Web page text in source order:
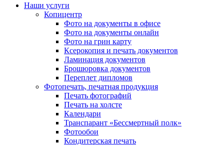
Наши услуги
Копицентр
Фото на документы в офисе
Фото на документы онлайн
Фото на грин карту
Ксерокопия и печать документов
Ламинация документов
Брошюровка документов
Переплет дипломов
Фотопечать, печатная продукция
Печать фотографий
Печать на холсте
Календари
Транспарант «Бессмертный полк»
Фотообои
Кондитерская печать